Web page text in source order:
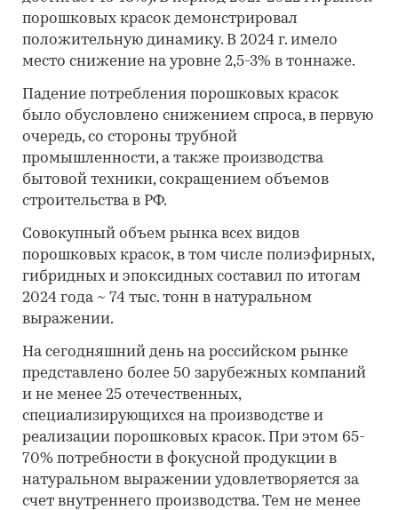
порошковых красок демонстрировал
положительную динамику. В 2024 г. имело
место снижение на уровне 2,5-3% в тоннаже.
Падение потребления порошковых красок
было обусловлено снижением спроса, в первую
очередь, со стороны трубной
промышленности, а также производства
бытовой техники, сокращением объемов
строительства в РФ.
Совокупный объем рынка всех видов
порошковых красок, в том числе полиэфирных,
гибридных и эпоксидных составил по итогам
2024 года ~ 74 тыс. тонн в натуральном
выражении.
На сегодняшний день на российском рынке
представлено более 50 зарубежных компаний
и не менее 25 отечественных,
специализирующихся на производстве и
реализации порошковых красок. При этом 65-
70% потребности в фокусной продукции в
натуральном выражении удовлетворяется за
счет внутреннего производства. Тем не менее